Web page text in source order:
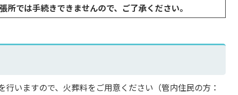
張所では手続きできませんので、ご了承ください。
いますので、火葬料をご用意ください（管内住民の方：